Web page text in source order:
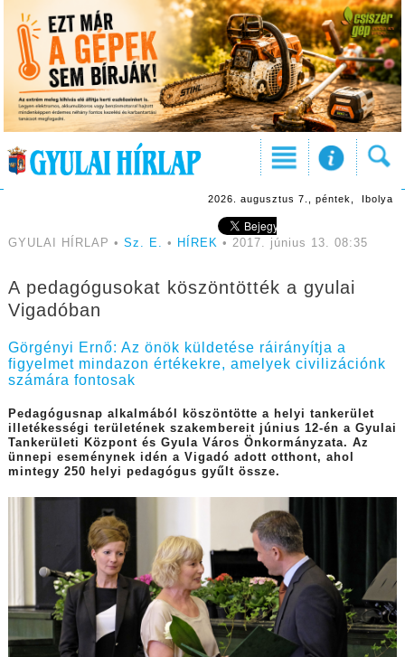
2026. augusztus 7., péntek, Ibolya
GYULAI HÍRLAP • Sz. E. • HÍREK • 2017. június 13. 08:35
A pedagógusokat köszöntötték a gyulai
Vigadóban
Görgényi Ernő: Az önök küldetése ráirányítja a
figyelmet mindazon értékekre, amelyek civilizációnk
számára fontosak
Pedagógusnap alkalmából köszöntötte a helyi tankerület
illetékességi területének szakembereit június 12-én a Gyulai
Tankerületi Központ és Gyula Város Önkormányzata. Az
ünnepi eseménynek idén a Vigadó adott otthont, ahol
mintegy 250 helyi pedagógus gyűlt össze.